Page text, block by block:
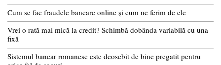
Cum se fac fraudele bancare online și cum ne ferim de ele
Vrei o rată mai mică la credit? Schimbă dobânda variabilă cu una
fixă
Sistemul bancar romanesc este deosebit de bine pregatit pentru